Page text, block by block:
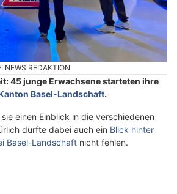
REDAKTION
45 junge Erwachsene starteten ihre
Basel-Landschaft.
einen Einblick in die verschiedenen
durfte dabei auch ein Blick hinter
Basel-Landschaft nicht fehlen.